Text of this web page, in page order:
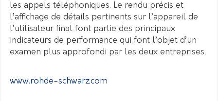
les appels téléphoniques. Le rendu précis et
l’affichage de détails pertinents sur l’appareil de
l’utilisateur final font partie des principaux
indicateurs de performance qui font l’objet d’un
examen plus approfondi par les deux entreprises.
www.rohde-schwarz.com